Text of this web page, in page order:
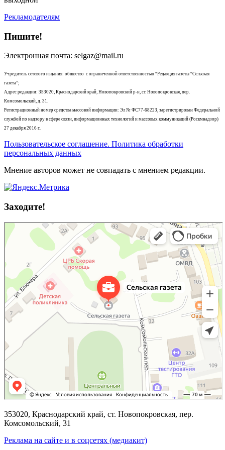
Рекламодателям
Пишите!
Электронная почта: selgaz@mail.ru
Учредитель сетевого издания: общество с ограниченной ответственностью “Редакция газеты “Сельская
газета”;
Адрес редакции: 353020, Краснодарский край, Новопокровский р-н, ст. Новопокровская, пер.
Комсомольский, д. 31.
Регистрационный номер средства массовой информации: Эл № ФС77-68223, зарегистрирован Федеральной
службой по надзору в сфере связи, информационных технологий и массовых коммуникаций (Роскмнадзор)
27 декабря 2016 г..
Пользовательское соглашение. Политика обработки
персональных данных
Мнение авторов может не совпадать с мнением редакции.
Заходите!
353020, Краснодарский край, ст. Новопокровская, пер.
Комсомольский, 31
Реклама на сайте и в соцсетях (медиакит)